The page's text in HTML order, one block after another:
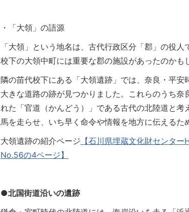
・「大領」の語源
「大領」という地名は、古代行政区分「郡」の役
校下の大領中町には重要な郡の施設があったのかも
隣の苗代校下にある「大領遺跡」では、奈良・平
大きな道路の跡が見つかりました。これらのうち
れた「官道（かんどう）」である古代の北陸道と
馬を走らせ、いち早く命令や情報を地方に伝えるた
大領遺跡の紹介ページ 【石川県埋蔵文化財センタ
No.56の4ページ】
●北国街道沿いの遺跡